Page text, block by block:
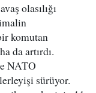
olasılığı
komutan
da artırdı.
NATO
sürüyor.